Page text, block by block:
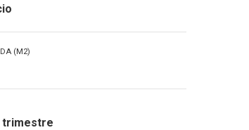
(M2)
trimestre